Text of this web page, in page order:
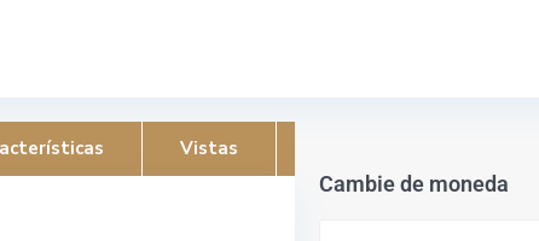
Vistas
Cambie de moneda